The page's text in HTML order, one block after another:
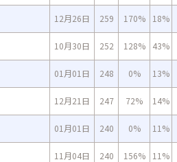
12月26日 259 170% 18%
10月30日 252 128% 43%
01月01日 248 0% 13%
12月21日 247 72% 14%
01月01日 240 0% 11%
11月04日 240 156% 11%